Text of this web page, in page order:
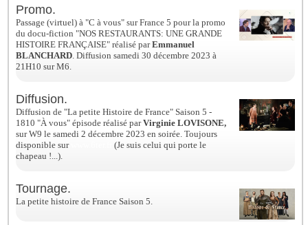
Promo.
Passage (virtuel) à "C à vous" sur France 5 pour la promo
du docu-fiction "NOS RESTAURANTS: UNE GRANDE
HISTOIRE FRANÇAISE" réalisé parEmmanuel
BLANCHARD. Diffusion samedi 30 décembre 2023 à
21H10 sur M6.
Diffusion.
Diffusion de "La petite Histoire de France" Saison 5 -
1810 "À vous" épisode réalisé parVirginie LOVISONE,
sur W9 le samedi 2 décembre 2023 en soirée. Toujours
disponible sur
(Je suis celui qui porte le
chapeau !...).
Tournage.
La petite histoire de France Saison 5.